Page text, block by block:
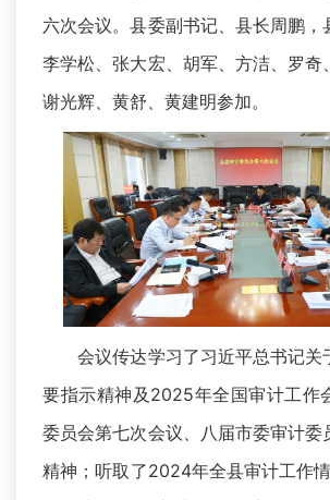
六次会议。县委副书记、县长周鹏，
李学松、张大宏、胡军、方洁、罗奇
谢光辉、黄舒、黄建明参加。
会议传达学习了习近平总书记关
要指示精神及2025年全国审计工作
委员会第七次会议、八届市委审计委
精神；听取了2024年全县审计工作